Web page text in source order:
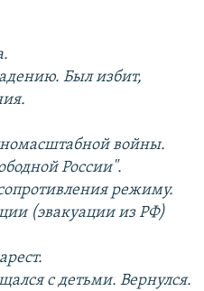
Был избит,
войны.
России".
режиму.
(эвакуации из РФ)
с детьми. Вернулся.